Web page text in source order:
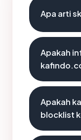
Apa arti
Apakah
Apakah
blocklist